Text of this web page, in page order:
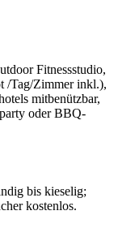
Fitnessstudio,
/Tag/Zimmer inkl.),
mitbenützbar,
oder BBQ-
bis kieselig;
kostenlos.